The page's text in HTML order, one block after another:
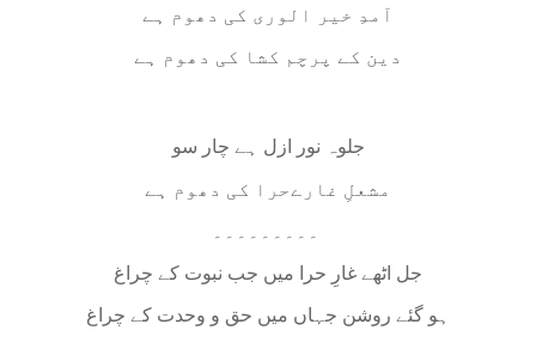
آمدِ خیر الوری کی دھوم ہے
دین کے پرچم کشا کی دھوم ہے
جلوہ نور ازل ہے چار سو
مشعلِ غارےحرا کی دھوم ہے
جل اٹھے غارِ حرا میں جب نبوت کے چراغ
ہو گئے روشن جہاں میں حق و وحدت کے چراغ